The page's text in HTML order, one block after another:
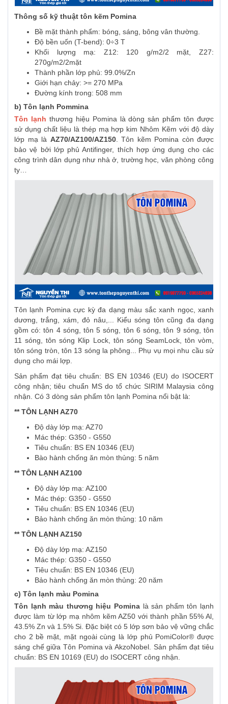
Thông số kỹ thuật tôn kẽm Pomina
Bề mặt thành phẩm: bóng, sáng, bông vân thường.
Độ bền uốn (T-bend): 0÷3 T
Khối lượng mạ: Z12: 120 g/m2/2 mặt, Z27:
270g/m2/2mặt
Thành phần lớp phủ: 99.0%/Zn
Giới hạn chảy: >= 270 MPa
Đường kính trong: 508 mm
b) Tôn lạnh Pommina
Tôn lạnh thương hiệu Pomina là dòng sản phẩm tôn được
sử dụng chất liệu là thép mạ hợp kim Nhôm Kẽm với độ dày
lớp mạ là AZ70/AZ100/AZ150. Tôn kẽm Pomina còn được
bảo vệ bởi lớp phủ Antifinger, thích hợp ứng dụng cho các
công trình dân dụng như nhà ở, trường học, văn phòng công
ty…
Tôn lạnh Pomina cực kỳ đa dạng màu sắc xanh ngọc, xanh
dương, trắng, xám, đỏ nâu,... Kiểu sóng tôn cũng đa dạng
gồm có: tôn 4 sóng, tôn 5 sóng, tôn 6 sóng, tôn 9 sóng, tôn
11 sóng, tôn sóng Klip Lock, tôn sóng SeamLock, tôn vòm,
tôn sóng tròn, tôn 13 sóng la phông... Phụ vụ mọi nhu cầu sử
dụng cho mái lợp.
Sản phẩm đạt tiêu chuẩn: BS EN 10346 (EU) do ISOCERT
công nhận; tiêu chuẩn MS do tổ chức SIRIM Malaysia công
nhận. Có 3 dòng sản phẩm tôn lạnh Pomina nổi bật là:
** TÔN LẠNH AZ70
Độ dày lớp mạ: AZ70
Mác thép: G350 - G550
Tiêu chuẩn: BS EN 10346 (EU)
Bào hành chống ăn mòn thủng: 5 năm
** TÔN LẠNH AZ100
Độ dày lớp mạ: AZ100
Mác thép: G350 - G550
Tiêu chuẩn: BS EN 10346 (EU)
Bảo hành chống ăn mòn thủng: 10 năm
** TÔN LẠNH AZ150
Độ dày lớp mạ: AZ150
Mác thép: G350 - G550
Tiêu chuẩn: BS EN 10346 (EU)
Bảo hành chống ăn mòn thủng: 20 năm
c) Tôn lạnh màu Pomina
Tôn lạnh màu thương hiệu Pomina là sản phẩm tôn lạnh
được làm từ lớp mạ nhôm kẽm AZ50 với thành phần 55% Al,
43.5% Zn và 1.5% Si. Đặc biệt có 5 lớp sơn bảo vệ vững chắc
cho 2 bề mặt, mặt ngoài cùng là lớp phủ PomiColor® được
sáng chế giữa Tôn Pomina và AkzoNobel. Sản phẩm đạt tiêu
chuẩn: BS EN 10169 (EU) do ISOCERT công nhận.